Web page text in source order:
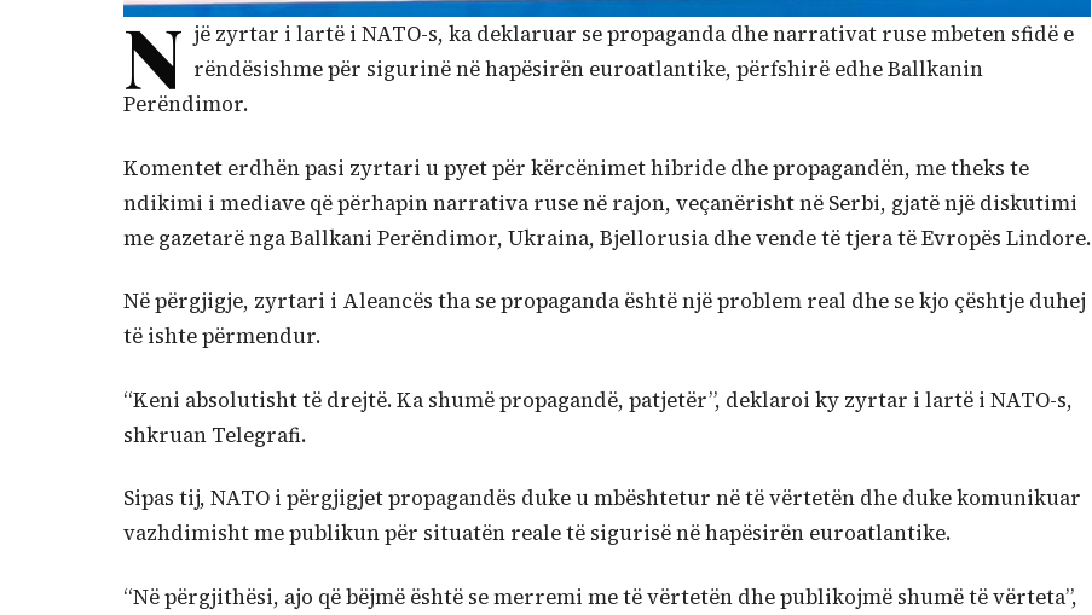
N jë zyrtar i lartë i NATO-s, ka deklaruar se propaganda dhe narrativat ruse mbeten sfidë e
rëndësishme për sigurinë në hapësirën euroatlantike, përfshirë edhe Ballkanin
Perëndimor.
Komentet erdhën pasi zyrtari u pyet për kërcënimet hibride dhe propagandën, me theks te
ndikimi i mediave që përhapin narrativa ruse në rajon, veçanërisht në Serbi, gjatë një diskutimi
me gazetarë nga Ballkani Perëndimor, Ukraina, Bjellorusia dhe vende të tjera të Evropës Lindore.
Në përgjigje, zyrtari i Aleancës tha se propaganda është një problem real dhe se kjo çështje duhej
të ishte përmendur.
“Keni absolutisht të drejtë. Ka shumë propagandë, patjetër”, deklaroi ky zyrtar i lartë i NATO-s,
shkruan Telegrafi.
Sipas tij, NATO i përgjigjet propagandës duke u mbështetur në të vërtetën dhe duke komunikuar
vazhdimisht me publikun për situatën reale të sigurisë në hapësirën euroatlantike.
“Në përgjithësi, ajo që bëjmë është se merremi me të vërtetën dhe publikojmë shumë të vërteta”,